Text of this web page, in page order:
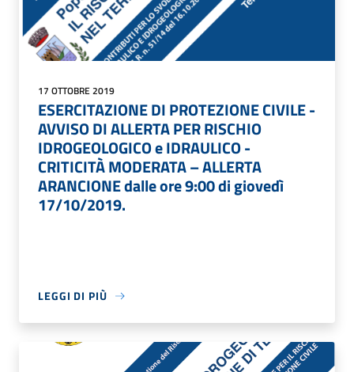
17 OTTOBRE 2019
ESERCITAZIONE DI PROTEZIONE CIVILE -
AVVISO DI ALLERTA PER RISCHIO
IDROGEOLOGICO e IDRAULICO -
CRITICITÀ MODERATA – ALLERTA
ARANCIONE dalle ore 9:00 di giovedì
17/10/2019.
LEGGI DI PIÙ